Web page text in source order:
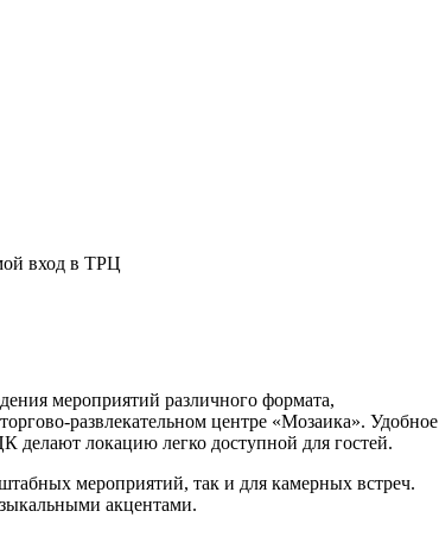
вход в ТРЦ
мероприятий различного формата,
развлекательном центре «Мозаика». Удобное
делают локацию легко доступной для гостей.
мероприятий, так и для камерных встреч.
акцентами.